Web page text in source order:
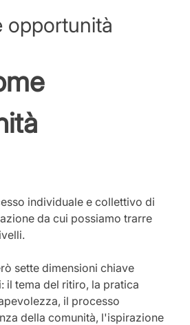
opportunità
individuale e collettivo di
da cui possiamo trarre
sette dimensioni chiave
il tema del ritiro, la pratica
il processo
della comunità, l'ispirazione